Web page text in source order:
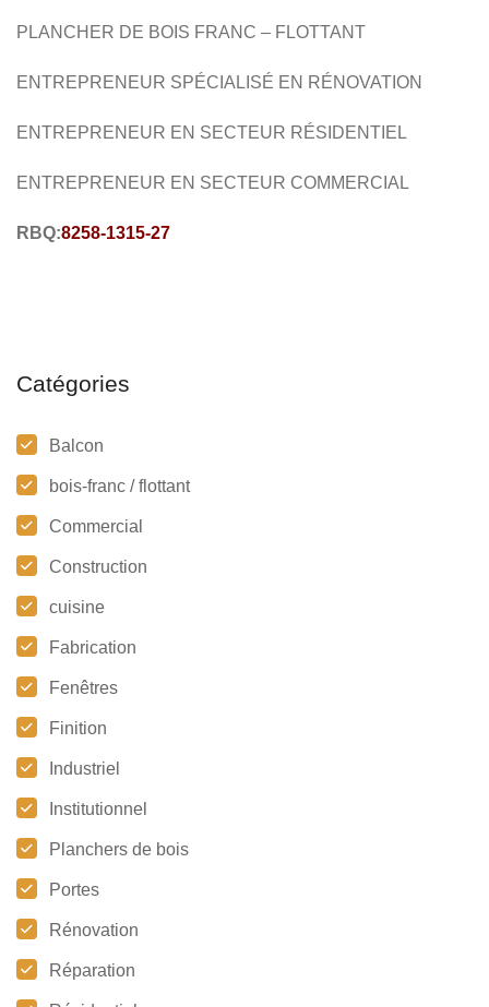
COMMERCIAL
PLANCHER DE BOIS FRANC – FLOTTANT
ENTREPRENEUR SPÉCIALISÉ EN RÉNOVATION
ENTREPRENEUR EN SECTEUR RÉSIDENTIEL
ENTREPRENEUR EN SECTEUR COMMERCIAL
RBQ:8258-1315-27
Catégories
Balcon
bois-franc / flottant
Commercial
Construction
cuisine
Fabrication
Fenêtres
Finition
Industriel
Institutionnel
Planchers de bois
Portes
Rénovation
Réparation